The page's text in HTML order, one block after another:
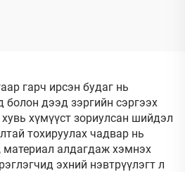
гарч ирсэн будаг нь
болон дээд зэргийн сэргээх
хүмүүст зориулсан шийдэл
тохируулах чадвар нь
алдагдаж хэмнэх
эхний нэвтрүүлэгт л